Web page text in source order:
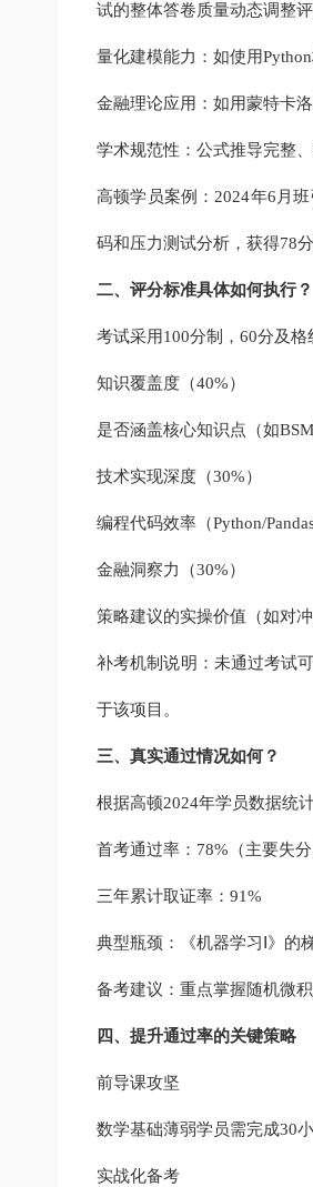
试的整体答卷质量动态调整
量化建模能力：如使用
金融理论应用：如用蒙特卡
学术规范性：公式推导完整
高顿学员案例：2024年6月
码和压力测试分析，获得78
二、评分标准具体如何执行？
考试采用100分制，60分及格
知识覆盖度（40%）
是否涵盖核心知识点（如
技术实现深度（30%）
编程代码效率（Python/
金融洞察力（30%）
策略建议的实操价值（如对
补考机制说明：未通过考试
于该项目。
三、真实通过情况如何？
根据高顿2024年学员数据统计
首考通过率：78%（主要失分
三年累计取证率：91%
典型瓶颈：《机器学习Ⅰ》的
备考建议：重点掌握随机微
四、提升通过率的关键策略
前导课攻坚
数学基础薄弱学员需完成30
实战化备考